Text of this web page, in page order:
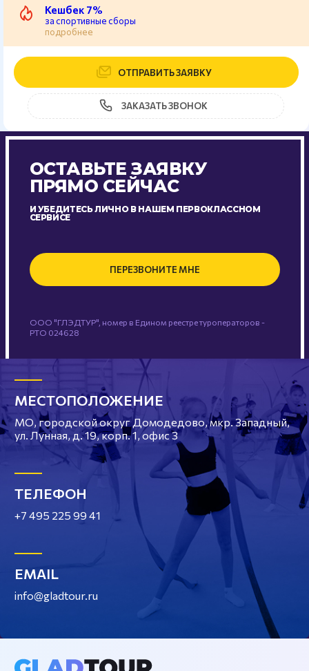
Кешбек 7%
за спортивные сборы
подробнее
ОТПРАВИТЬ ЗАЯВКУ
ЗАКАЗАТЬ ЗВОНОК
ОСТАВЬТЕ ЗАЯВКУ
ПРЯМО СЕЙЧАС
И УБЕДИТЕСЬ ЛИЧНО В НАШЕМ ПЕРВОКЛАССНОМ
СЕРВИСЕ
ПЕРЕЗВОНИТЕ МНЕ
ООО "ГЛЭДТУР", номер в Едином реестре туроператоров -
РТО 024628
МЕСТОПОЛОЖЕНИЕ
МО, городской округ Домодедово, мкр. Западный,
ул. Лунная, д. 19, корп. 1, офис 3
ТЕЛЕФОН
+7 495 225 99 41
EMAIL
info@gladtour.ru